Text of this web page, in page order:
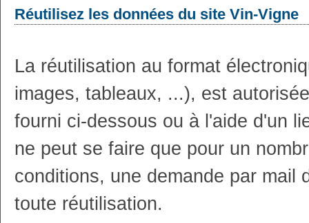
Réutilisez les données du site Vin-Vigne
La réutilisation au format
images, tableaux, ...), est
fourni ci-dessous ou à l'aide d'un
ne peut se faire que pour un
conditions, une demande par mail
toute réutilisation.